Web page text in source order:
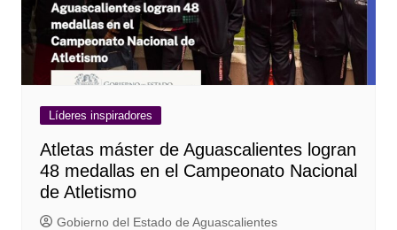
Líderes inspiradores
Atletas máster de Aguascalientes logran
48 medallas en el Campeonato Nacional
de Atletismo
Gobierno del Estado de Aguascalientes